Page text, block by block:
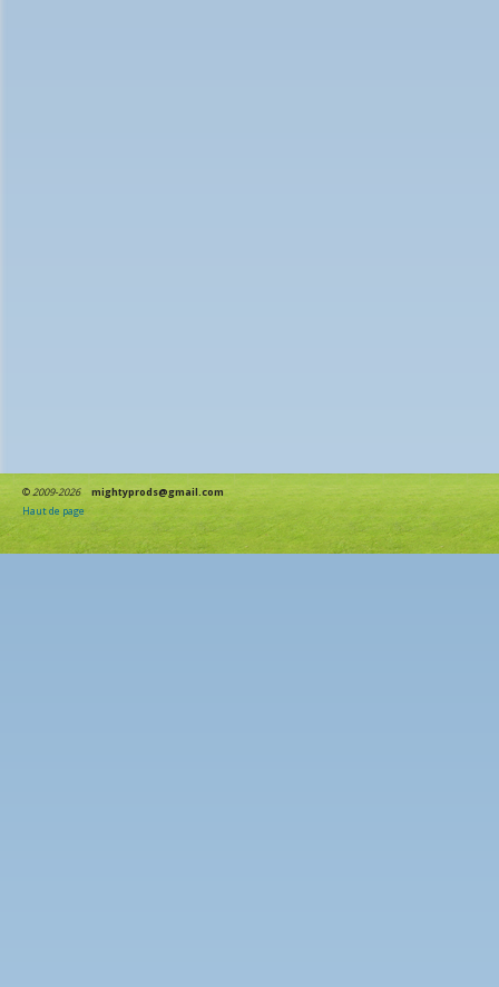
©2009-2026
mightyprods@gmail.com
Haut de page